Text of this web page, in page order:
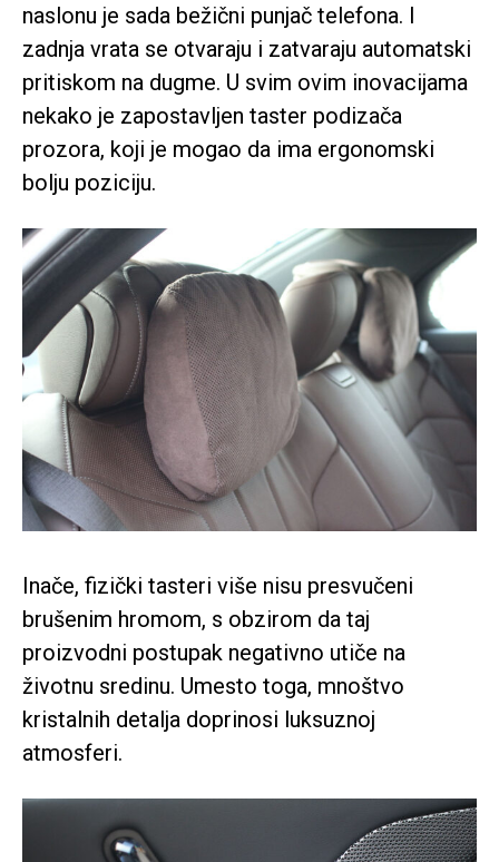
naslonu je sada bežični punjač telefona. I
zadnja vrata se otvaraju i zatvaraju automatski
pritiskom na dugme. U svim ovim inovacijama
nekako je zapostavljen taster podizača
prozora, koji je mogao da ima ergonomski
bolju poziciju.
Inače, fizički tasteri više nisu presvučeni
brušenim hromom, s obzirom da taj
proizvodni postupak negativno utiče na
životnu sredinu. Umesto toga, mnoštvo
kristalnih detalja doprinosi luksuznoj
atmosferi.